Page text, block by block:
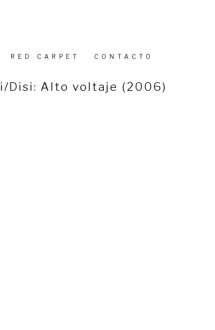
RED CARPET CONTACTO
PUBLICADO
EL
Disi: Alto voltaje (2006)